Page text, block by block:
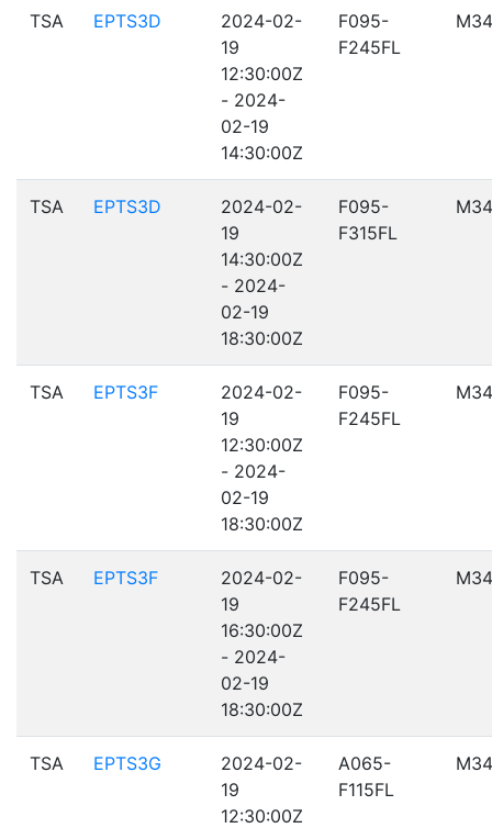
TSA EPTS3D
2024-02-
19
12:30:00Z
- 2024-
02-19
14:30:00Z
F095-
F245FL
TSA EPTS3D
2024-02-
19
14:30:00Z
- 2024-
02-19
18:30:00Z
F095-
F315FL
TSA EPTS3F
2024-02-
19
12:30:00Z
- 2024-
02-19
18:30:00Z
F095-
F245FL
TSA EPTS3F
2024-02-
19
16:30:00Z
- 2024-
02-19
18:30:00Z
F095-
F245FL
TSA EPTS3G
2024-02-
19
12:30:00Z
A065-
F115FL